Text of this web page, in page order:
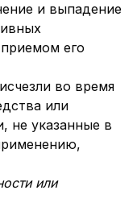
и выпадение
его
во время
или
не указанные в
или